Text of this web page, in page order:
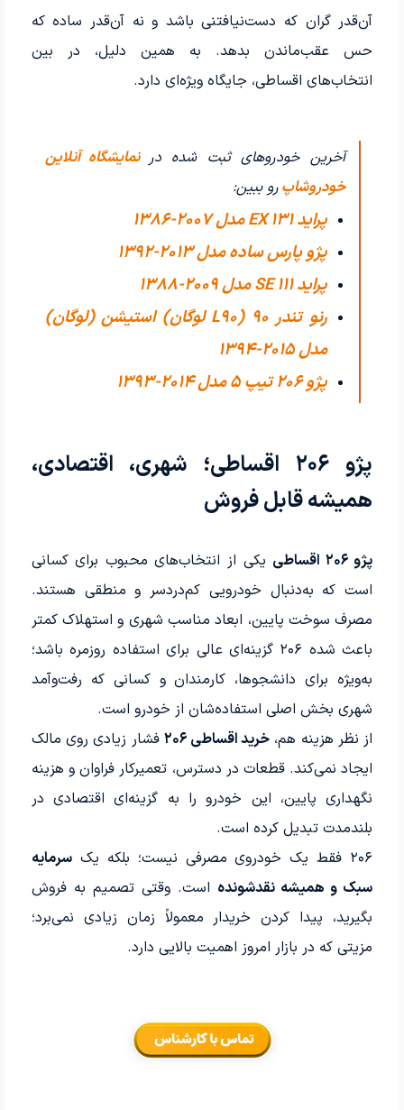
آن‌قدر گران که دست‌نیافتنی باشد و نه آن‌قدر ساده که
حس عقب‌ماندن بدهد. به همین دلیل، در بین
انتخاب‌های اقساطی، جایگاه ویژه‌ای دارد.
آخرین خودروهای ثبت شده در نمایشگاه آنلاین
خودروشاپرو ببین:
پراید 131 EX مدل 2007-1386
پژو پارس ساده مدل 2013-1392
پراید 111 SE مدل 2009-1388
رنو تندر 90 (L90 لوگان) استیشن (لوگان)
مدل 2015-1394
پژو 206 تیپ ۵ مدل 2014-1393
پژو ۲۰۶ اقساطی؛ شهری، اقتصادی،
همیشه قابل فروش
پژو ۲۰۶ اقساطی
یکی از انتخاب‌های محبوب برای کسانی
است که به‌دنبال خودرویی کم‌دردسر و منطقی هستند.
مصرف سوخت پایین، ابعاد مناسب شهری و استهلاک کمتر
باعث شده ۲۰۶ گزینه‌ای عالی برای استفاده روزمره باشد؛
به‌ویژه برای دانشجوها، کارمندان و کسانی که رفت‌وآمد
شهری بخش اصلی استفاده‌شان از خودرو است.
از نظر هزینه هم، خرید اقساطی ۲۰۶
فشار زیادی روی مالک
ایجاد نمی‌کند. قطعات در دسترس، تعمیرکار فراوان و هزینه
نگهداری پایین، این خودرو را به گزینه‌ای اقتصادی در
بلندمدت تبدیل کرده است.
۲۰۶ فقط یک خودروی مصرفی نیست؛ بلکه یک
سرمایه
سبک و همیشه نقدشونده است. وقتی تصمیم به فروش
بگیرید، پیدا کردن خریدار معمولاً زمان زیادی نمی‌برد؛
مزیتی که در بازار امروز اهمیت بالایی دارد.